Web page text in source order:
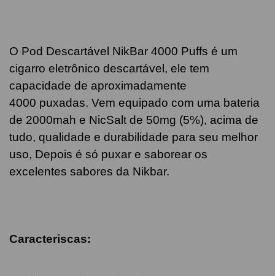
O Pod Descartável NikBar 4000 Puffs é um
cigarro eletrônico descartável, ele tem
capacidade de aproximadamente
4000 puxadas. Vem equipado com uma bateria
de 2000mah e NicSalt de 50mg (5%), acima de
tudo, qualidade e durabilidade para seu melhor
uso, Depois é só puxar e saborear os
excelentes sabores da Nikbar.
Caracteriscas: